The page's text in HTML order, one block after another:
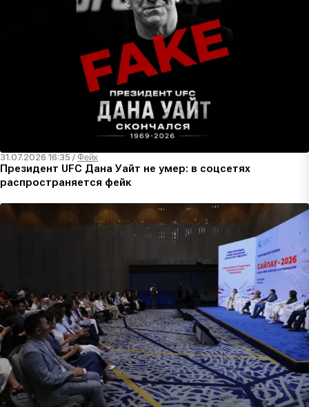
31.07.2026 16:35 /Фейк
Президент UFC Дана Уайт не умер: в соцсетях
распространяется фейк